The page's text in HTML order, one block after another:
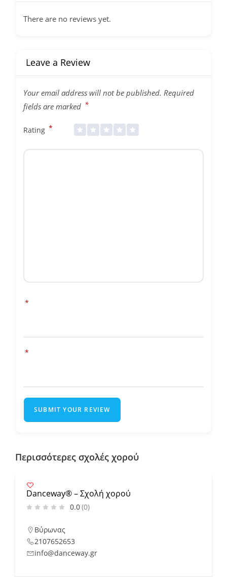
There are no reviews yet.
Leave a Review
Your email address will not be published. Required
fields are marked *
Rating *
*
*
SUBMIT YOUR REVIEW
Περισσότερες σχολές χορού
Danceway® – Σχολή χορού
0.0(0)
Βύρωνας
2107652653
info@danceway.gr